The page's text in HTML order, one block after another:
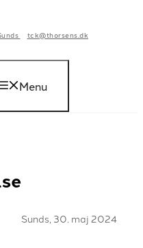
tck@thorsens.dk
Menu
Sunds, 30. maj 2024